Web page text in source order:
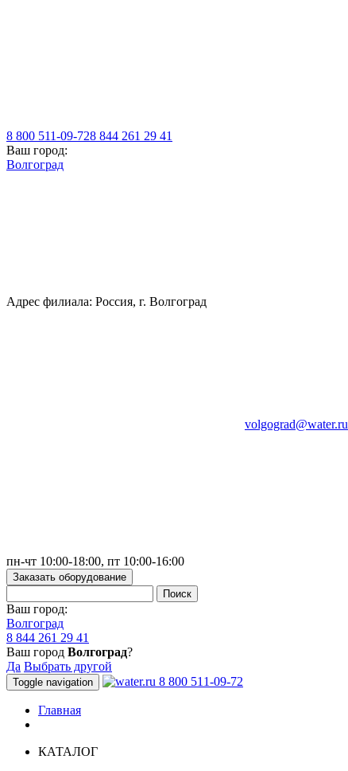
8 800 511-09-728 844 261 29 41
Ваш город:
Волгоград
Адрес филиала: Россия, г. Волгоград
volgograd@water.ru
пн-чт 10:00-18:00, пт 10:00-16:00
Заказать оборудование
Ваш город:
Волгоград
8 844 261 29 41
Ваш город Волгоград?
Да Выбрать другой
Toggle navigation 8 800 511-09-72
Главная
КАТАЛОГ